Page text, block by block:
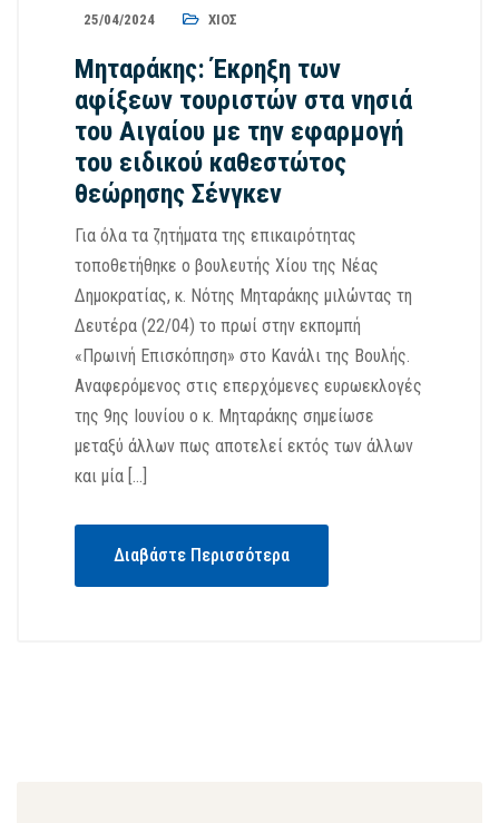
25/04/2024 ΧΊΟΣ
Μηταράκης: Έκρηξη των
αφίξεων τουριστών στα νησιά
του Αιγαίου με την εφαρμογή
του ειδικού καθεστώτος
θεώρησης Σένγκεν
Για όλα τα ζητήματα της επικαιρότητας
τοποθετήθηκε ο βουλευτής Χίου της Νέας
Δημοκρατίας, κ. Νότης Μηταράκης μιλώντας τη
Δευτέρα (22/04) το πρωί στην εκπομπή
«Πρωινή Επισκόπηση» στο Κανάλι της Βουλής.
Αναφερόμενος στις επερχόμενες ευρωεκλογές
της 9ης Ιουνίου ο κ. Μηταράκης σημείωσε
μεταξύ άλλων πως αποτελεί εκτός των άλλων
και μία […]
Διαβάστε Περισσότερα